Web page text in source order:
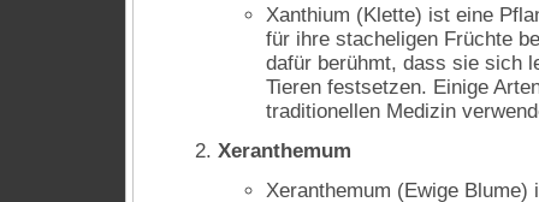
Xanthium (Klette) ist eine
für ihre stacheligen Früchte
dafür berühmt, dass sie sich
Tieren festsetzen. Einige
traditionellen Medizin
Xeranthemum
Xeranthemum (Ewige Blume)